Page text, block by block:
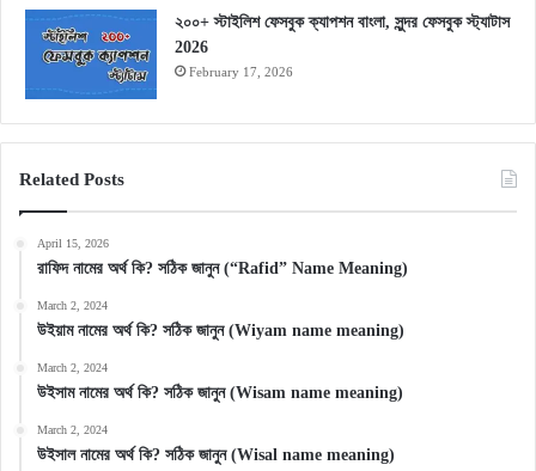
২০০+ স্টাইলিশ ফেসবুক ক্যাপশন বাংলা, সুন্দর ফেসবুক স্ট্যাটাস
2026
February 17, 2026
Related Posts
April 15, 2026
রাফিদ নামের অর্থ কি? সঠিক জানুন (“Rafid” Name Meaning)
March 2, 2024
উইয়াম নামের অর্থ কি? সঠিক জানুন (Wiyam name meaning)
March 2, 2024
উইসাম নামের অর্থ কি? সঠিক জানুন (Wisam name meaning)
March 2, 2024
উইসাল নামের অর্থ কি? সঠিক জানুন (Wisal name meaning)